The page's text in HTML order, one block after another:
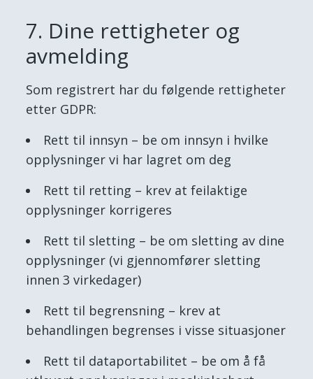
7. Dine rettigheter og
avmelding
Som registrert har du følgende rettigheter
etter GDPR:
Rett til innsyn – be om innsyn i hvilke
opplysninger vi har lagret om deg
Rett til retting – krev at feilaktige
opplysninger korrigeres
Rett til sletting – be om sletting av dine
opplysninger (vi gjennomfører sletting
innen 3 virkedager)
Rett til begrensning – krev at
behandlingen begrenses i visse situasjoner
Rett til dataportabilitet – be om å få